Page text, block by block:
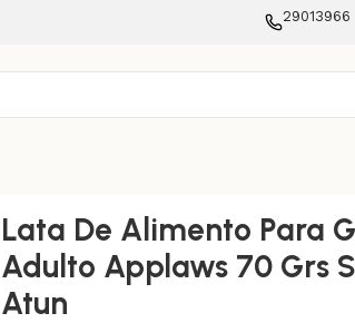
29013966
Lata De Alimento Para
Adulto Applaws 70 Grs
Atun